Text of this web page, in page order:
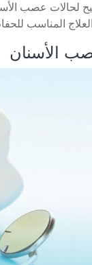
لحالات عصب
المناسب
الأسنان